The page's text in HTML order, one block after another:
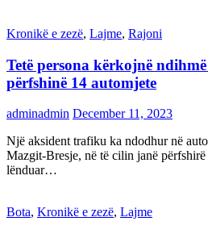
Kronikë e zezë, Lajme, Rajoni
Tetë persona kërkojnë
përfshinë 14 automjete
adminadmin December 11, 2023
Një aksident trafiku ka ndodhur në
Mazgit-Bresje, në të cilin janë
lënduar…
Bota, Kronikë e zezë, Lajme